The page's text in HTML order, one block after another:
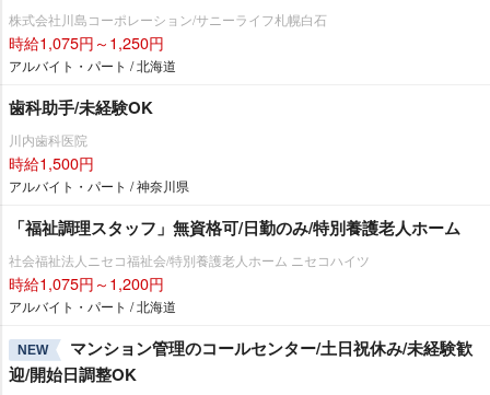
株式会社川島コーポレーション/サニーライフ札幌白石
時給1,075円～1,250円
アルバイト・パート / 北海道
歯科助手/未経験OK
川内歯科医院
時給1,500円
アルバイト・パート / 神奈川県
「福祉調理スタッフ」無資格可/日勤のみ/特別養護老人ホーム
社会福祉法人ニセコ福祉会/特別養護老人ホーム ニセコハイツ
時給1,075円～1,200円
アルバイト・パート / 北海道
NEW
マンション管理のコールセンター/土日祝休み/未経験歓
迎/開始日調整OK